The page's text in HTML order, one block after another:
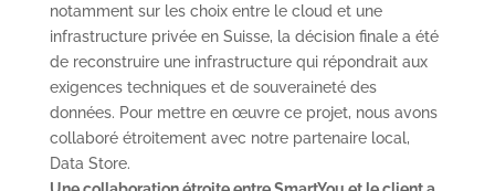
notamment sur les choix entre le cloud et une
infrastructure privée en Suisse, la décision finale a été
de reconstruire une infrastructure qui répondrait aux
exigences techniques et de souveraineté des
données. Pour mettre en œuvre ce projet, nous avons
collaboré étroitement avec notre partenaire local,
Data Store.